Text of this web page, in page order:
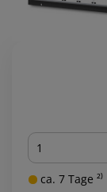
Menge
ca. 7 Tage ²⁾